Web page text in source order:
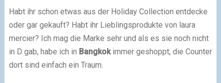
Habt ihr schon etwas aus der Holiday Collection entdecke
oder gar gekauft? Habt ihr Lieblingsprodukte von laura
mercier? Ich mag die Marke sehr und als es sie noch nicht
in D gab, habe ich in Bangkokimmer geshoppt, die Counter
dort sind einfach ein Traum.